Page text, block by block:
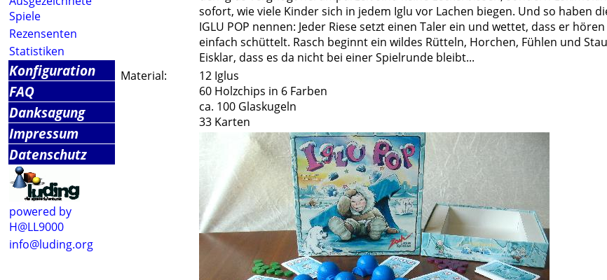
Spiele
Rezensenten
Statistiken
Konfiguration
FAQ
Danksagung
Impressum
Datenschutz
powered by
H@LL9000
info@luding.org
sofort, wie viele Kinder sich in jedem Iglu vor Lachen biegen. Und so haben
IGLU POP nennen: Jeder Riese setzt einen Taler ein und wettet, dass er
einfach schüttelt. Rasch beginnt ein wildes Rütteln, Horchen, Fühlen und
Eisklar, dass es da nicht bei einer Spielrunde bleibt...
Material:
12 Iglus
60 Holzchips in 6 Farben
ca. 100 Glaskugeln
33 Karten